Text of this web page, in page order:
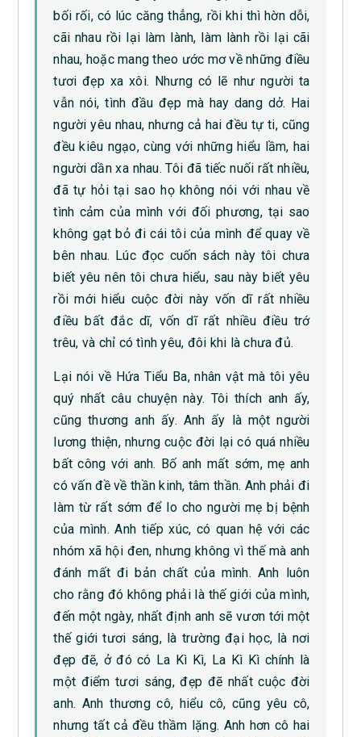
bối rối, có lúc căng thẳng, rồi khi thì hờn dỗi,
cãi nhau rồi lại làm lành, làm lành rồi lại cãi
nhau, hoặc mang theo ước mơ về những điều
tươi đẹp xa xôi. Nhưng có lẽ như người ta
vẫn nói, tình đầu đẹp mà hay dang dở. Hai
người yêu nhau, nhưng cả hai đều tự ti, cũng
đều kiêu ngạo, cùng với những hiểu lầm, hai
người dần xa nhau. Tôi đã tiếc nuối rất nhiều,
đã tự hỏi tại sao họ không nói với nhau về
tình cảm của mình với đối phương, tại sao
không gạt bỏ đi cái tôi của mình để quay về
bên nhau. Lúc đọc cuốn sách này tôi chưa
biết yêu nên tôi chưa hiểu, sau này biết yêu
rồi mới hiểu cuộc đời này vốn dĩ rất nhiều
điều bất đắc dĩ, vốn dĩ rất nhiều điều trớ
trêu, và chỉ có tình yêu, đôi khi là chưa đủ.
Lại nói về Hứa Tiểu Ba, nhân vật mà tôi yêu
quý nhất câu chuyện này. Tôi thích anh ấy,
cũng thương anh ấy. Anh ấy là một người
lương thiện, nhưng cuộc đời lại có quá nhiều
bất công với anh. Bố anh mất sớm, mẹ anh
có vấn đề về thần kinh, tâm thần. Anh phải đi
làm từ rất sớm để lo cho người mẹ bị bệnh
của mình. Anh tiếp xúc, có quan hệ với các
nhóm xã hội đen, nhưng không vì thế mà anh
đánh mất đi bản chất của mình. Anh luôn
cho rằng đó không phải là thế giới của mình,
đến một ngày, nhất định anh sẽ vươn tới một
thế giới tươi sáng, là trường đại học, là nơi
đẹp đẽ, ở đó có La Kì Kì, La Kì Kì chính là
một điểm tươi sáng, đẹp đẽ nhất cuộc đời
anh. Anh thương cô, hiểu cô, cũng yêu cô,
nhưng tất cả đều thầm lặng. Anh hơn cô hai